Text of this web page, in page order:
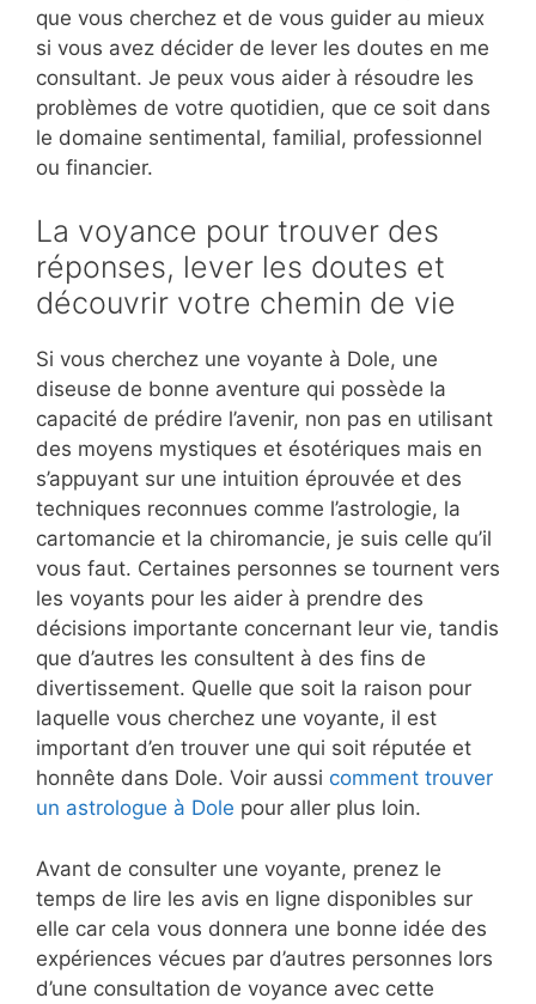
que vous cherchez et de vous guider au mieux
si vous avez décider de lever les doutes en me
consultant. Je peux vous aider à résoudre les
problèmes de votre quotidien, que ce soit dans
le domaine sentimental, familial, professionnel
ou financier.
La voyance pour trouver des
réponses, lever les doutes et
découvrir votre chemin de vie
Si vous cherchez une voyante à Dole, une
diseuse de bonne aventure qui possède la
capacité de prédire l’avenir, non pas en utilisant
des moyens mystiques et ésotériques mais en
s’appuyant sur une intuition éprouvée et des
techniques reconnues comme l’astrologie, la
cartomancie et la chiromancie, je suis celle qu’il
vous faut. Certaines personnes se tournent vers
les voyants pour les aider à prendre des
décisions importante concernant leur vie, tandis
que d’autres les consultent à des fins de
divertissement. Quelle que soit la raison pour
laquelle vous cherchez une voyante, il est
important d’en trouver une qui soit réputée et
honnête dans Dole. Voir aussi comment trouver
un astrologue à Dole pour aller plus loin.
Avant de consulter une voyante, prenez le
temps de lire les avis en ligne disponibles sur
elle car cela vous donnera une bonne idée des
expériences vécues par d’autres personnes lors
d’une consultation de voyance avec cette